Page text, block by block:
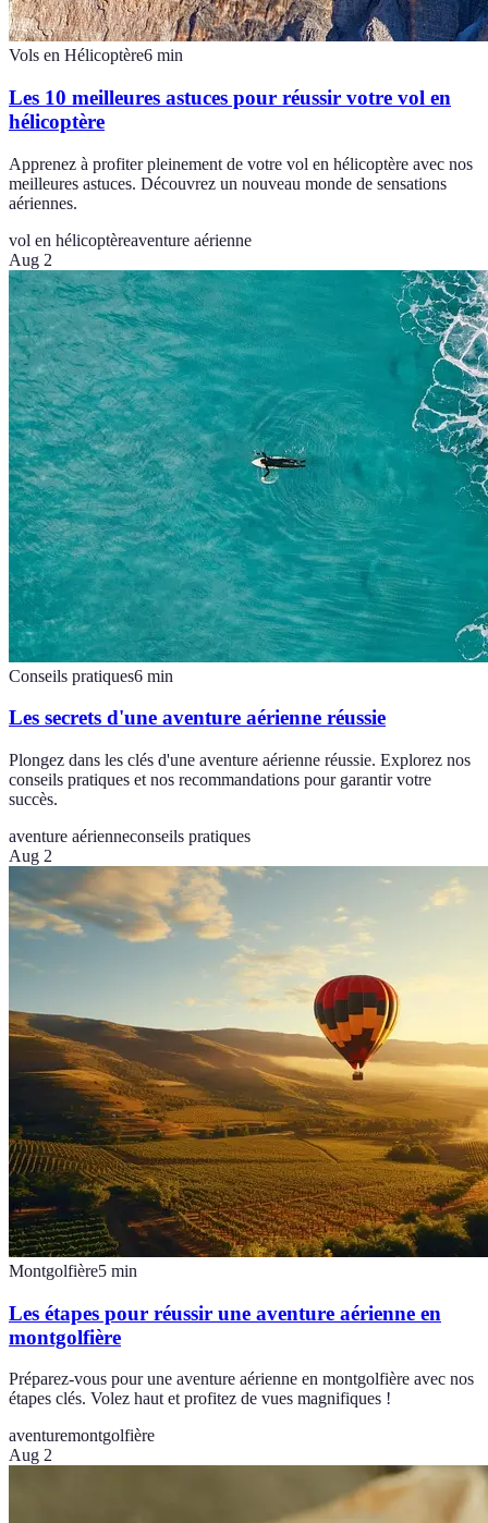
Vols en Hélicoptère6 min
Les 10 meilleures astuces pour réussir votre vol en
hélicoptère
Apprenez à profiter pleinement de votre vol en hélicoptère avec nos
meilleures astuces. Découvrez un nouveau monde de sensations
aériennes.
vol en hélicoptèreaventure aérienne
Aug 2
Conseils pratiques6 min
Les secrets d'une aventure aérienne réussie
Plongez dans les clés d'une aventure aérienne réussie. Explorez nos
conseils pratiques et nos recommandations pour garantir votre
succès.
aventure aérienneconseils pratiques
Aug 2
Montgolfière5 min
Les étapes pour réussir une aventure aérienne en
montgolfière
Préparez-vous pour une aventure aérienne en montgolfière avec nos
étapes clés. Volez haut et profitez de vues magnifiques !
aventuremontgolfière
Aug 2